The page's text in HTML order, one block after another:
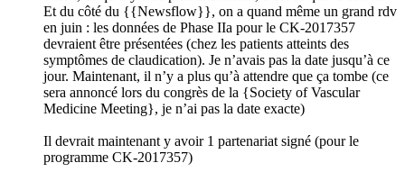
Et du côté du {{Newsflow}}, on a quand même un grand rdv
en juin : les données de Phase IIa pour le CK-2017357
devraient être présentées (chez les patients atteints des
symptômes de claudication). Je n’avais pas la date jusqu’à ce
jour. Maintenant, il n’y a plus qu’à attendre que ça tombe (ce
sera annoncé lors du congrès de la {Society of Vascular
Medicine Meeting}, je n’ai pas la date exacte)
Il devrait maintenant y avoir 1 partenariat signé (pour le
programme CK-2017357)